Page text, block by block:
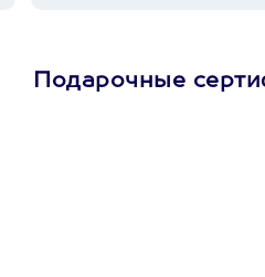
Подарочные